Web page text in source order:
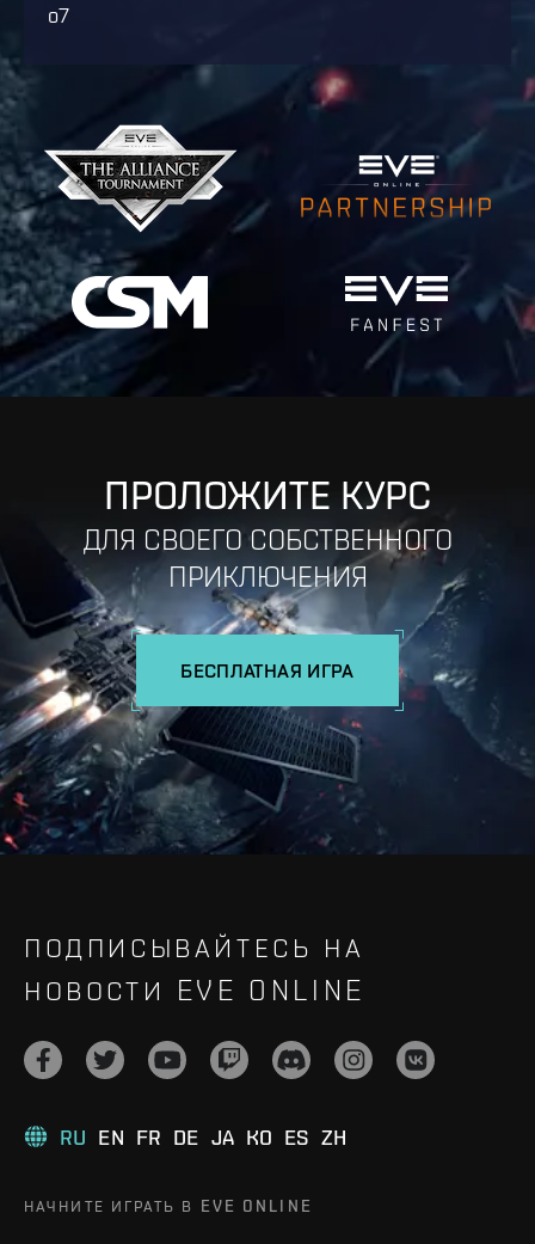
o7
ПРОЛОЖИТЕ КУРС
ДЛЯ СВОЕГО СОБСТВЕННОГО
ПРИКЛЮЧЕНИЯ
БЕСПЛАТНАЯ ИГРА
ПОДПИСЫВАЙТЕСЬ НА
НОВОСТИ EVE ONLINE
RU EN FR DE JA KO ES ZH
НАЧНИТЕ ИГРАТЬ В EVE ONLINE